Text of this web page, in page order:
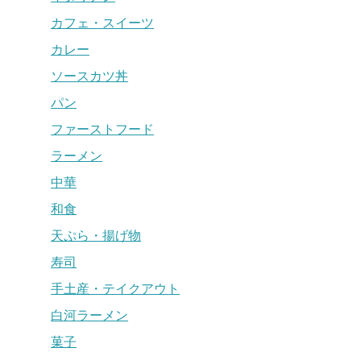
カフェ・スイーツ
カレー
ソースカツ丼
パン
ファーストフード
ラーメン
中華
和食
天ぷら・揚げ物
寿司
手土産・テイクアウト
白河ラーメン
菓子